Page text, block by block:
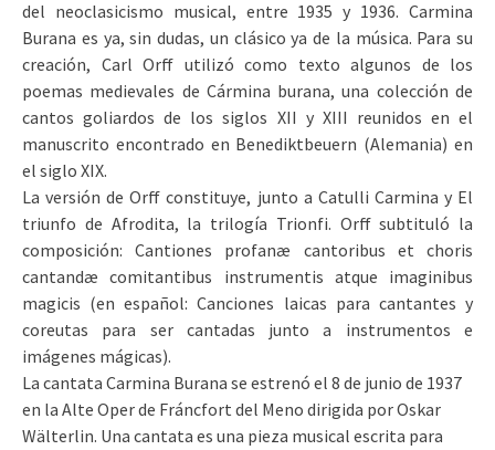
del neoclasicismo musical, entre 1935 y 1936. Carmina
Burana es ya, sin dudas, un clásico ya de la música. Para su
creación, Carl Orff utilizó como texto algunos de los
poemas medievales de Cármina burana, una colección de
cantos goliardos de los siglos XII y XIII reunidos en el
manuscrito encontrado en Benediktbeuern (Alemania) en
el siglo XIX.
La versión de Orff constituye, junto a Catulli Carmina y El
triunfo de Afrodita, la trilogía Trionfi. Orff subtituló la
composición: Cantiones profanæ cantoribus et choris
cantandæ comitantibus instrumentis atque imaginibus
magicis (en español: Canciones laicas para cantantes y
coreutas para ser cantadas junto a instrumentos e
imágenes mágicas).
La cantata Carmina Burana se estrenó el 8 de junio de 1937
en la Alte Oper de Fráncfort del Meno dirigida por Oskar
Wälterlin. Una cantata es una pieza musical escrita para